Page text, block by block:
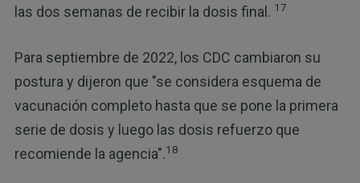
las dos semanas de recibir la dosis final. 17
Para septiembre de 2022, los CDC cambiaron su
postura y dijeron que "se considera esquema de
vacunación completo hasta que se pone la primera
serie de dosis y luego las dosis refuerzo que
recomiende la agencia".18